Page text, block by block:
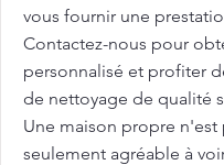
vous fournir une
Contactez-nous pour
personnalisé et profiter
de nettoyage de qualité
Une maison propre n'est
seulement agréable à